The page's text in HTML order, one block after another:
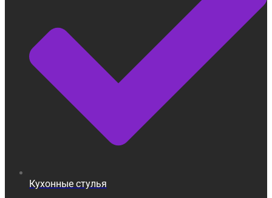
Кухонные стулья